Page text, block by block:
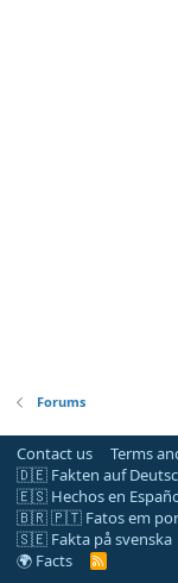
Forums
Contact us Terms
🇩🇪 Fakten auf
🇪🇸 Hechos en
🇧🇷 🇵🇹 Fatos em
🇸🇪 Fakta på svenska
🌍 Facts
R